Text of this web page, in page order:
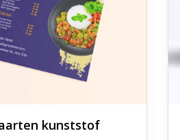
kunststof